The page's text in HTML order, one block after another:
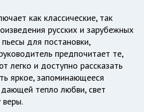
как классические, так
русских и зарубежных
для постановки,
предпочитает те,
легко и доступно рассказать
яркое, запоминающееся
тепло любви, свет